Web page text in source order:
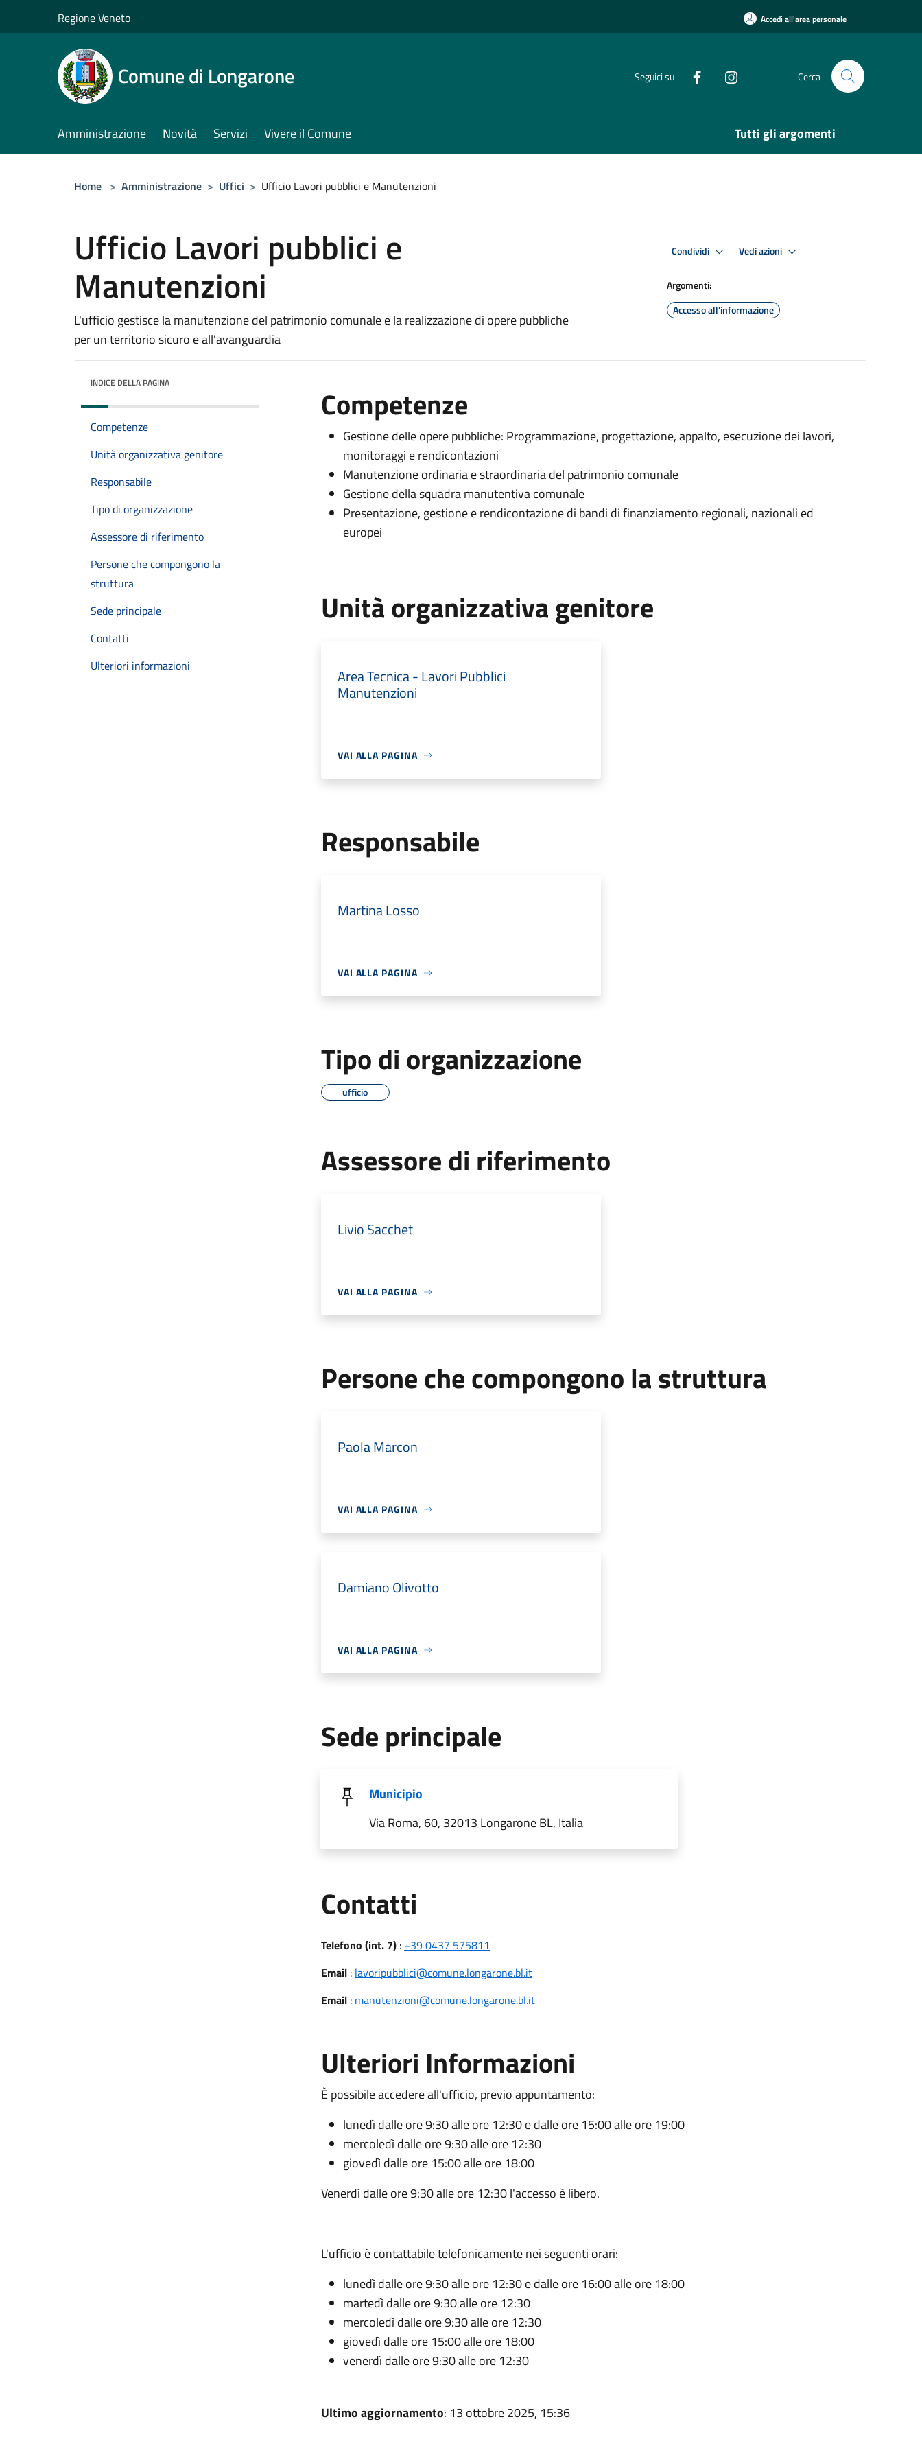
Regione Veneto Accedi all'area personale
Comune di Longarone Seguici su Cerca
Amministrazione Novità Servizi Vivere il Comune Tutti gli argomenti
Home > Amministrazione > Uffici > Ufficio Lavori pubblici e Manutenzioni
Ufficio Lavori pubblici e
Manutenzioni
L'ufficio gestisce la manutenzione del patrimonio comunale e la realizzazione di opere pubbliche
per un territorio sicuro e all'avanguardia
Condividi Vedi azioni
Argomenti:
Accesso all'informazione
INDICE DELLA PAGINA
Competenze
Unità organizzativa genitore
Responsabile
Tipo di organizzazione
Assessore di riferimento
Persone che compongono la
struttura
Sede principale
Contatti
Ulteriori informazioni
Competenze
Gestione delle opere pubbliche: Programmazione, progettazione, appalto, esecuzione dei lavori,
monitoraggi e rendicontazioni
Manutenzione ordinaria e straordinaria del patrimonio comunale
Gestione della squadra manutentiva comunale
Presentazione, gestione e rendicontazione di bandi di finanziamento regionali, nazionali ed
europei
Unità organizzativa genitore
Area Tecnica - Lavori Pubblici
Manutenzioni
VAI ALLA PAGINA
Responsabile
Martina Losso
VAI ALLA PAGINA
Tipo di organizzazione
ufficio
Assessore di riferimento
Livio Sacchet
VAI ALLA PAGINA
Persone che compongono la struttura
Paola Marcon
VAI ALLA PAGINA
Damiano Olivotto
VAI ALLA PAGINA
Sede principale
Municipio
Via Roma, 60, 32013 Longarone BL, Italia
Contatti
Telefono (int. 7): +39 0437 575811
Email: lavoripubblici@comune.longarone.bl.it
Email: manutenzioni@comune.longarone.bl.it
Ulteriori Informazioni
È possibile accedere all'ufficio, previo appuntamento:
lunedì dalle ore 9:30 alle ore 12:30 e dalle ore 15:00 alle ore 19:00
mercoledì dalle ore 9:30 alle ore 12:30
giovedì dalle ore 15:00 alle ore 18:00
Venerdì dalle ore 9:30 alle ore 12:30 l'accesso è libero.
L'ufficio è contattabile telefonicamente nei seguenti orari:
lunedì dalle ore 9:30 alle ore 12:30 e dalle ore 16:00 alle ore 18:00
martedì dalle ore 9:30 alle ore 12:30
mercoledì dalle ore 9:30 alle ore 12:30
giovedì dalle ore 15:00 alle ore 18:00
venerdì dalle ore 9:30 alle ore 12:30
Ultimo aggiornamento: 13 ottobre 2025, 15:36